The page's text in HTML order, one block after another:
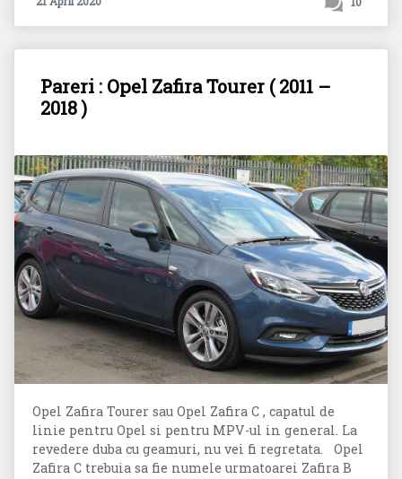
Pareri : Opel Zafira Tourer ( 2011 –
2018 )
Opel Zafira Tourer sau Opel Zafira C , capatul de
linie pentru Opel si pentru MPV-ul in general. La
revedere duba cu geamuri, nu vei fi regretata. Opel
Zafira C trebuia sa fie numele urmatoarei Zafira B